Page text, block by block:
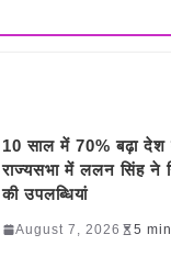
10 साल में 70% बढ़ा देश
राज्यसभा में ललन सिंह ने
की उपलब्धियां
August 7, 2026 5